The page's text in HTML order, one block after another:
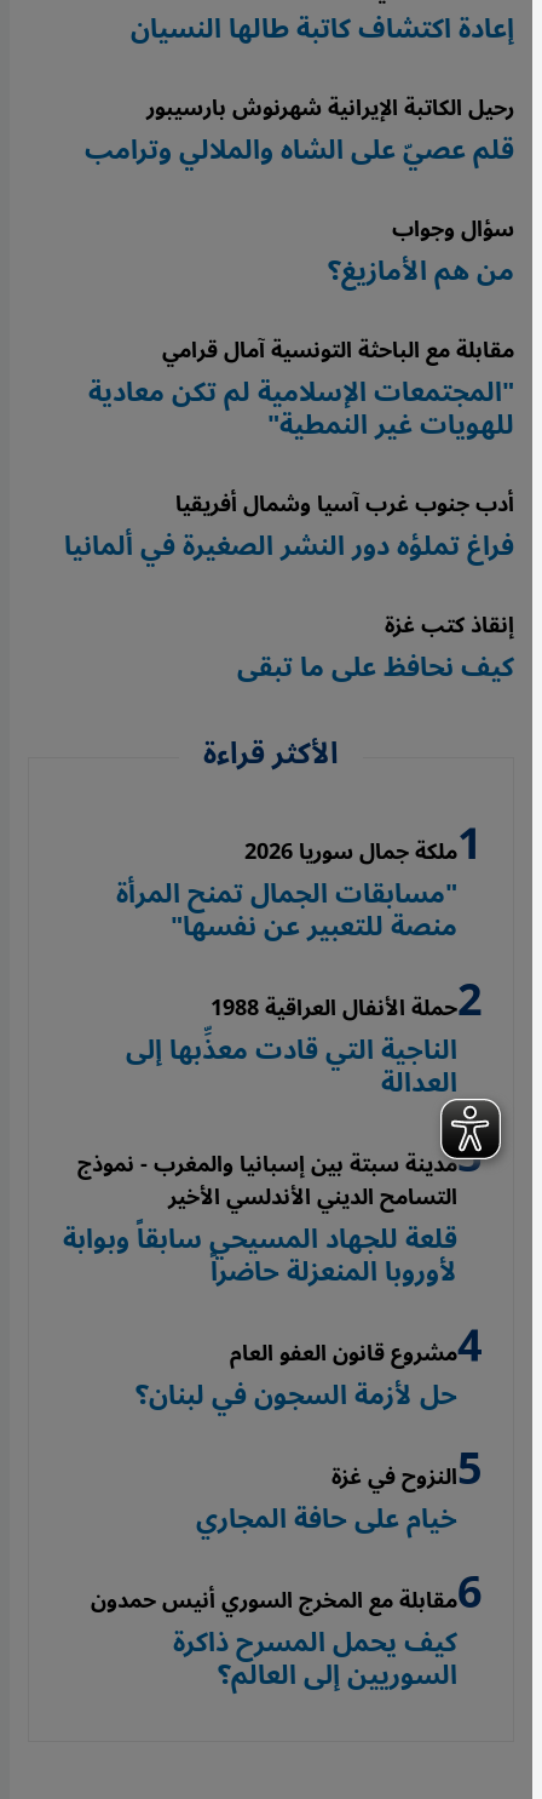
إعادة اكتشاف كاتبة طالها النسيان
رحيل الكاتبة الإيرانية شهرنوش بارسيبور
قلم عصيّ على الشاه والملالي وترامب
سؤال وجواب
من هم الأمازيغ؟
مقابلة مع الباحثة التونسية آمال قرامي
"المجتمعات الإسلامية لم تكن معادية
للهويات غير النمطية"
أدب جنوب غرب آسيا وشمال أفريقيا
فراغ تملؤه دور النشر الصغيرة في ألمانيا
إنقاذ كتب غزة
كيف نحافظ على ما تبقى
الأكثر قراءة
ملكة جمال سوريا 2026
"مسابقات الجمال تمنح المرأة
منصة للتعبير عن نفسها"
حملة الأنفال العراقية 1988
الناجية التي قادت معذِّبها إلى
العدالة
مدينة سبتة بين إسبانيا والمغرب - نموذج
التسامح الديني الأندلسي الأخير
قلعة للجهاد المسيحي سابقاً وبوابة
لأوروبا المنعزلة حاضراً
مشروع قانون العفو العام
حل لأزمة السجون في لبنان؟
النزوح في غزة
خيام على حافة المجاري
مقابلة مع المخرج السوري أنيس حمدون
كيف يحمل المسرح ذاكرة
السوريين إلى العالم؟